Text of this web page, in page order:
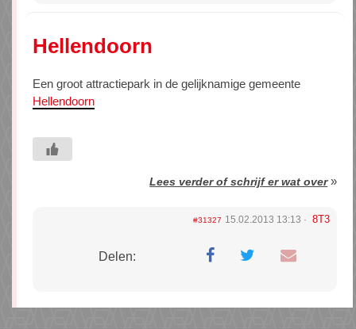
Hellendoorn
Een groot attractiepark in de gelijknamige gemeente
Hellendoorn
Lees verder of schrijf er wat over»
#31327 15.02.2013 13:13 8T3
Delen: